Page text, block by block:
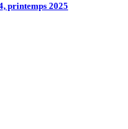
printemps 2025